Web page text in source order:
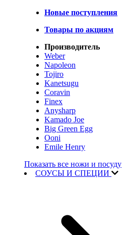
Новые поступления
Товары по акциям
Производитель
Weber
Napoleon
Tojiro
Kanetsugu
Coravin
Finex
Anysharp
Kamado Joe
Big Green Egg
Ooni
Emile Henry
Показать все ножи и посуду
СОУСЫ И СПЕЦИИ